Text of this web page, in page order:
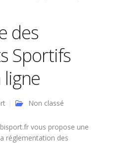
des
Sportifs
ligne
Non classé
vous propose une
réglementation des